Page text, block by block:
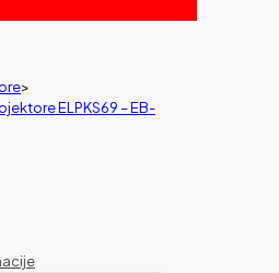
>
ELPKS69 – EB-